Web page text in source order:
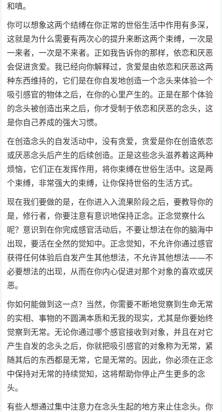
和嗔。
你可以想象这两个结缚在你正常的世俗生活中作用有多深，
这就是为什么需要有两次心的提升来断这两个束缚，一次是
一来者，一次是不来者。正如我告诉你的那样，依恋和厌恶
会促进贪爱。我已经向你解释过，贪爱是由依恋和厌恶这两
种东西维持的，它们是在你自发地创造一个念头来体验一个
吸引感官的物体之后，在你的心里产生的。正是在那个体验
的念头被创造出来之后，你才受制于依恋和厌恶的念头，这
是你自己养成的强大习惯。
在创造念头的自发活动中，没有贪爱，贪爱是你在创造依恋
或厌恶念头后产生的后续创造。正是这些念头滋养着这两种
烦恼，它们正在发挥作用，将你束缚在世俗生活中。这是两
个束缚，非常强大的束缚，让你保持世俗的生活方式。
现在我们要做的是，在你进入入流果阶段之后，要教导你的
是，修行者，你要注意有意识地保持正念。正念觉察什么
呢？意识到在你完成感官活动后，不要让想法在你的脑海中
出现，要活在全然的觉知中。正念觉知，不允许你通过感官
获得任何体验后自发产生其他想法，不允许其他想法——不
必要想法的出现，从而在你内心促进对那个对象的喜欢或厌
恶。
你如何能做到这一点？当然，你需要不断地觉察到生命无常
的实相、事物的不圆满本质和无我的现实，尤其是你要始终
觉察到无常。无论你通过哪个感官接收到对象，并且在对它
产生自发的念头之后，你就把吸引感官的对象称为无常，紧
随其后的东西都是无常，它是无常的。因此，你必须在正念
中保持对无常的持续觉知，这将帮助你停止产生更多的念
头。
有些人想通过集中注意力在念头生起的地方来止住念头。你